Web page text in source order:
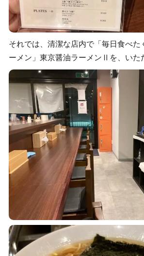
それでは、清潔な店内で「毎日食べた
ーメン」東京醤油ラーメンⅡを、いた